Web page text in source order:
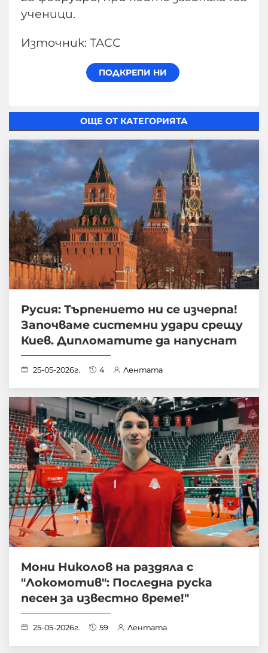
ученици.
Източник: ТАСС
ОЩЕ ОТ КАТЕГОРИЯТА
Русия: Търпението ни се изчерпа!
Започваме системни удари срещу
Киев. Дипломатите да напуснат
25-05-2026г. 4 Лентата
Мони Николов на раздяла с
"Локомотив": Последна руска
песен за известно време!"
25-05-2026г. 59 Лентата